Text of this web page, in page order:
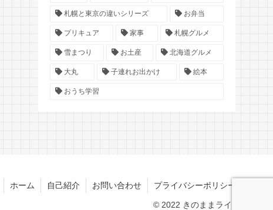
札幌と東京の違いシリーズ お弁当
プリキュア 家事 札幌グルメ
雪まつり お土産 北海道グルメ
大丸 子連れお出かけ 絵本
おうち学習
ホーム 自己紹介 お問い合わせ プライバシーポリシー
© 2022 きのままライフ.